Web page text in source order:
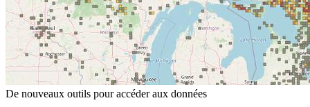
De nouveaux outils pour accéder aux données